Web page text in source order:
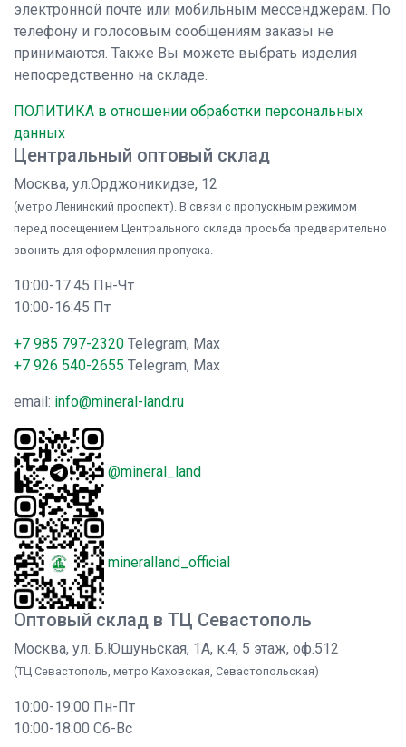
электронной почте или мобильным мессенджерам. По
телефону и голосовым сообщениям заказы не
принимаются. Также Вы можете выбрать изделия
непосредственно на складе.
ПОЛИТИКА в отношении обработки персональных
данных
Центральный оптовый склад
Москва, ул.Орджоникидзе, 12
(метро Ленинский проспект). В связи с пропускным режимом
перед посещением Центрального склада просьба предварительно
звонить для оформления пропуска.
10:00-17:45 Пн-Чт
10:00-16:45 Пт
+7 985 797-2320 Telegram, Max
+7 926 540-2655 Telegram, Max
email: info@mineral-land.ru
@mineral_land
mineralland_official
Оптовый склад в ТЦ Севастополь
Москва, ул. Б.Юшуньская, 1А, к.4, 5 этаж, оф.512
(ТЦ Севастополь, метро Каховская, Севастопольская)
10:00-19:00 Пн-Пт
10:00-18:00 Сб-Вс